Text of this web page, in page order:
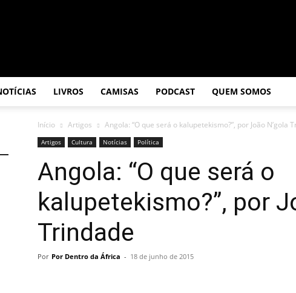
LIVROS CAMISAS PODCAST QUEM SOMOS
Início Artigos Angola: “O que será o kalupetekismo?”, por João N’gola
Artigos Cultura Notícias Política
Angola: “O que será o
kalupetekismo?”, por
Trindade
Por Por Dentro da África - 18 de junho de 2015